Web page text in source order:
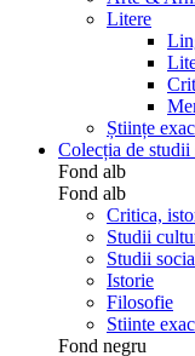
Litere
Științe
Colecția de studii
Fond alb
Fond alb
Critica,
Studii
Studii
Istorie
Filosofie
Stiinte
Fond negru